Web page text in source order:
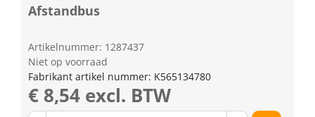
Afstandbus
Artikelnummer: 1287437
Niet op voorraad
Fabrikant artikel nummer: K565134780
€ 8,54 excl. BTW